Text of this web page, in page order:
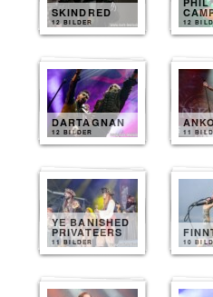
SKINDRED
12 BILDER 12
DARTAGNAN
12 BILDER 11
YE BANISHED
PRIVATEERS
11 BILDER 10